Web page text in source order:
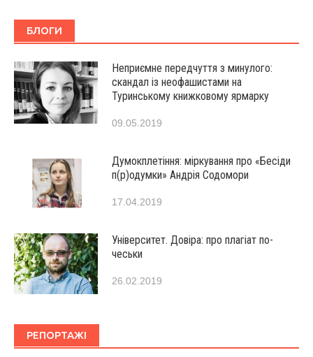
БЛОГИ
Неприємне передчуття з минулого:
скандал із неофашистами на
Туринському книжковому ярмарку
09.05.2019
Думокплетіння: міркування про «Бесіди
п(р)одумки» Андрія Содомори
17.04.2019
Університет. Довіра: про плагіат по-
чеськи
26.02.2019
РЕПОРТАЖІ